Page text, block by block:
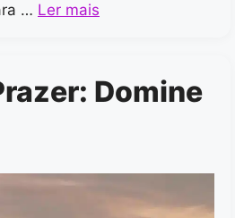
… Ler mais
Domine